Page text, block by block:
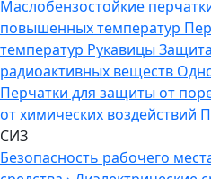
Маслобензостойкие
повышенных температур
температур Рукавицы
радиоактивных веществ
Перчатки для защиты от
от химических воздействий
СИЗ
Безопасность рабочего